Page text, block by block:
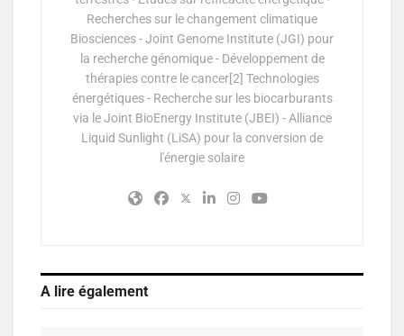
Recherches sur le changement climatique
Biosciences - Joint Genome Institute (JGI) pour
la recherche génomique - Développement de
thérapies contre le cancer[2] Technologies
énergétiques - Recherche sur les biocarburants
via le Joint BioEnergy Institute (JBEI) - Alliance
Liquid Sunlight (LiSA) pour la conversion de
l'énergie solaire
A lire également